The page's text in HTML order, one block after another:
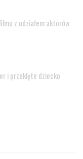
z udziałem aktorów
i przeklęte dziecko